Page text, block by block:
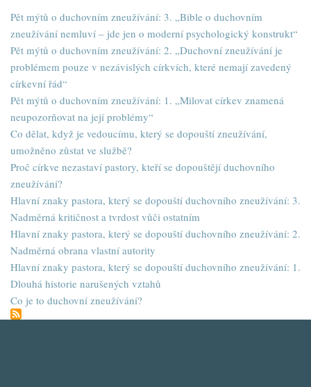
Pět mýtů o duchovním zneužívání: 3. „Bible o duchovním
zneužívání nemluví – jde jen o moderní psychologický konstrukt“
Pět mýtů o duchovním zneužívání: 2. „Duchovní zneužívání je
problémem pouze v nezávislých církvích, které nemají zavedený
církevní řád“
Pět mýtů o duchovním zneužívání: 1. „Milovat církev znamená
neupozorňovat na její problémy“
Co dělat, když je vedoucímu, který se dopouští zneužívání,
umožněno zůstat ve službě?
Proč církve nezastaví pastory, kteří se dopouštějí duchovního
zneužívání?
Hlavní znaky pastora, který se dopouští duchovního zneužívání: 3.
Nadměrná kritičnost a tvrdost vůči ostatním
Hlavní znaky pastora, který se dopouští duchovního zneužívání: 2.
Nadměrná obrana vlastní autority
Hlavní znaky pastora, který se dopouští duchovního zneužívání: 1.
Dlouhá historie narušených vztahů
Co je to duchovní zneužívání?